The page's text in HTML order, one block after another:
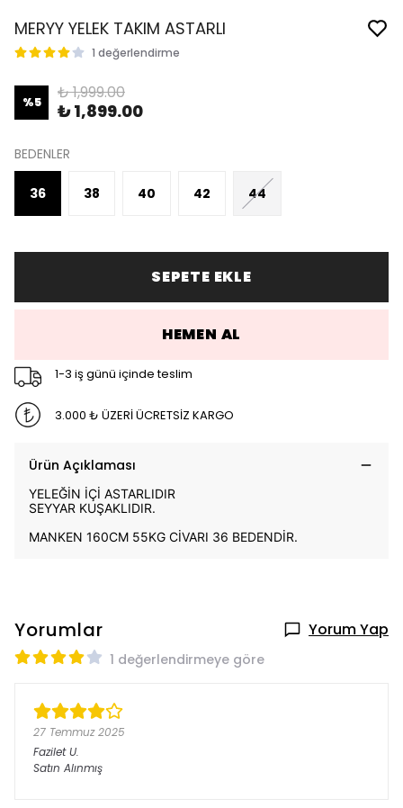
MERYY YELEK TAKIM ASTARLI
1 değerlendirme
%5 ₺ 1,999.00
₺ 1,899.00
BEDENLER
36 38 40 42 44
SEPETE EKLE
HEMEN AL
1-3 iş günü içinde teslim
3.000 ₺ ÜZERİ ÜCRETSİZ KARGO
Ürün Açıklaması
YELEĞİN İÇİ ASTARLIDIR
SEYYAR KUŞAKLIDIR.
MANKEN 160CM 55KG CİVARI 36 BEDENDİR.
Yorumlar Yorum Yap
1 değerlendirmeye göre
27 Temmuz 2025
Fazilet U.
Satın Alınmış